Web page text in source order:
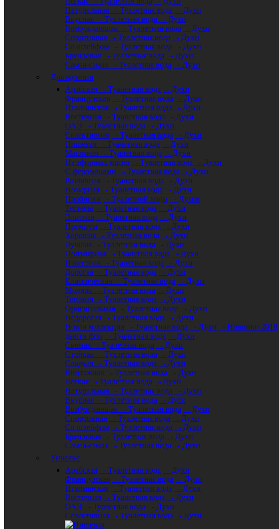
Натуральная
- Туалетная вода
- Духи
Вкусная
- Туалетная вода
- Духи
Возбуждающая
- Туалетная вода
- Духи
Спортивная
- Туалетная вода
- Духи
Со шлейфом
- Туалетная вода
- Духи
Брендовая
- Туалетная вода
- Духи
Самая-самая
- Туалетная вода
- Духи
Для мужчин
Арабская
- Туалетная вода
- Духи
Французская
- Туалетная вода
- Духи
Итальянская
- Туалетная вода
- Духи
Восточная
- Туалетная вода
- Духи
ОАЭ
- Туалетная вода
- Духи
Селективная
- Туалетная вода
- Духи
Нишевая
- Туалетная вода
- Духи
Масляная
- Туалетная вода
- Духи
Из эфирных масел
- Туалетная вода
- Духи
С феромонами
- Туалетная вода
- Духи
Разливная
- Туалетная вода
- Духи
Номерная
- Туалетная вода
- Духи
Пробники
- Туалетной воды
- Духов
Тестеры
- Туалетная вода
- Духи
Элитная
- Туалетная вода
- Духи
Премиум
- Туалетная вода
- Духи
Хорошая
- Туалетная вода
- Духи
Лучшая
- Туалетная вода
- Духи
Популярная
- Туалетная вода
- Духи
Известная
- Туалетная вода
- Духи
Дорогая
- Туалетная вода
- Духи
Классическая
- Туалетная вода
- Духи
Модная
- Туалетная вода
- Духи
Топовая
- Туалетная вода
- Духи
Оригинальная
- Туалетная вода
- Духи
Недорогая
- Туалетная вода
- Духи
Новая коллекция
- Туалетная вода - Духи - Новинки 2018
дьюти фри
- Туалетная вода
- Духи
Свежая
- Туалетная вода
- Духи
Стойкая
- Туалетная вода
- Духи
Сладкая
- Туалетная вода
- Духи
Винтажная
- Туалетная вода
- Духи
Легкая
- Туалетная вода
- Духи
Натуральная
- Туалетная вода
- Духи
Вкусная
- Туалетная вода
- Духи
Возбуждающая
- Туалетная вода
- Духи
Спортивная
- Туалетная вода
- Духи
Со шлейфом
- Туалетная вода
- Духи
Брендовая
- Туалетная вода
- Духи
Самая-самая
- Туалетная вода
- Духи
Унисекс
Арабская
- Туалетная вода
- Духи
Французская
- Туалетная вода
- Духи
Итальянская
- Туалетная вода
- Духи
Восточная
- Туалетная вода
- Духи
ОАЭ
- Туалетная вода
- Духи
Селективная
- Туалетная вода - Духи